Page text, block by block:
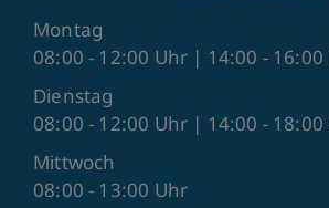
Montag
08:00 - 12:00 Uhr | 14:00 - 16:00
Dienstag
08:00 - 12:00 Uhr | 14:00 - 18:00
Mittwoch
08:00 - 13:00 Uhr